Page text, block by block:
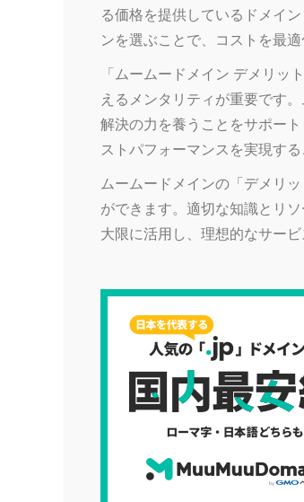
る価格を提供しているドメイ
ンを選ぶことで、コストを最適
「ムームードメイン デメリッ
えるメンタリティが重要です
解決の力を養うことをサポー
ストパフォーマンスを実現する
ムームードメインの「デメリ
ができます。適切な知識とリ
大限に活用し、理想的なサー